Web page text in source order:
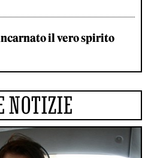
il vero spirito
NOTIZIE